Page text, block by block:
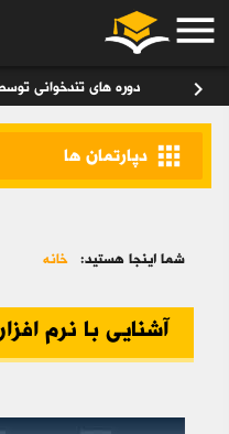
menu
chevron_right دوره های تندخوانی
apps دپارتمان ها
شما اینجا هستید: خانه
آشنایی با نرم